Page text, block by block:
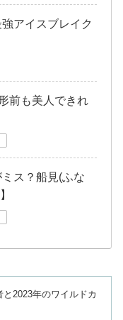
アイスブレイク
前も美人できれ
ス？船見(ふな
2023年のワイルドカ